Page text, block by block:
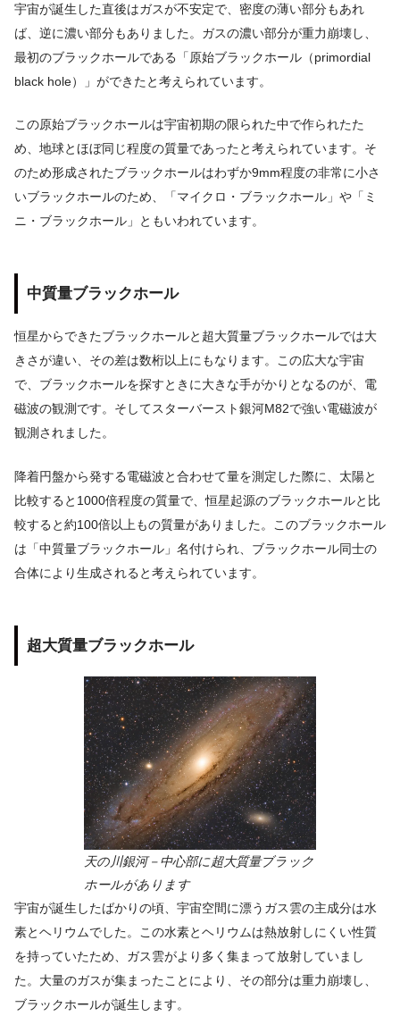
宇宙が誕生した直後はガスが不安定で、密度の薄い部分もあれ
ば、逆に濃い部分もありました。ガスの濃い部分が重力崩壊し、
最初のブラックホールである「原始ブラックホール（primordial
black hole）」ができたと考えられています。
この原始ブラックホールは宇宙初期の限られた中で作られたた
め、地球とほぼ同じ程度の質量であったと考えられています。そ
のため形成されたブラックホールはわずか9mm程度の非常に小さ
いブラックホールのため、「マイクロ・ブラックホール」や「ミ
ニ・ブラックホール」ともいわれています。
中質量ブラックホール
恒星からできたブラックホールと超大質量ブラックホールでは大
きさが違い、その差は数桁以上にもなります。この広大な宇宙
で、ブラックホールを探すときに大きな手がかりとなるのが、電
磁波の観測です。そしてスターバースト銀河M82で強い電磁波が
観測されました。
降着円盤から発する電磁波と合わせて量を測定した際に、太陽と
比較すると1000倍程度の質量で、恒星起源のブラックホールと比
較すると約100倍以上もの質量がありました。このブラックホール
は「中質量ブラックホール」名付けられ、ブラックホール同士の
合体により生成されると考えられています。
超大質量ブラックホール
天の川銀河－中心部に超大質量ブラック
ホールがあります
宇宙が誕生したばかりの頃、宇宙空間に漂うガス雲の主成分は水
素とヘリウムでした。この水素とヘリウムは熱放射しにくい性質
を持っていたため、ガス雲がより多く集まって放射していまし
た。大量のガスが集まったことにより、その部分は重力崩壊し、
ブラックホールが誕生します。